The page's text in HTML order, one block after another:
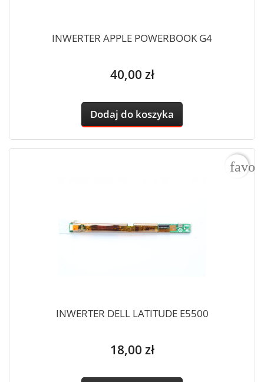
INWERTER APPLE POWERBOOK G4
Cena
40,00 zł
Dodaj do koszyka
INWERTER DELL LATITUDE E5500
Cena
18,00 zł